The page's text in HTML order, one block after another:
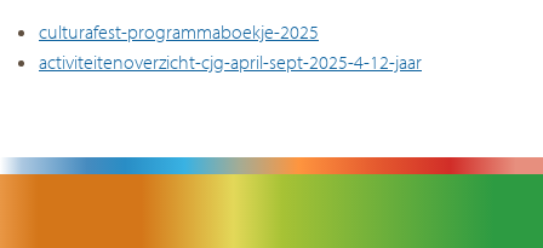
culturafest-programmaboekje-2025
activiteitenoverzicht-cjg-april-sept-2025-4-12-jaar